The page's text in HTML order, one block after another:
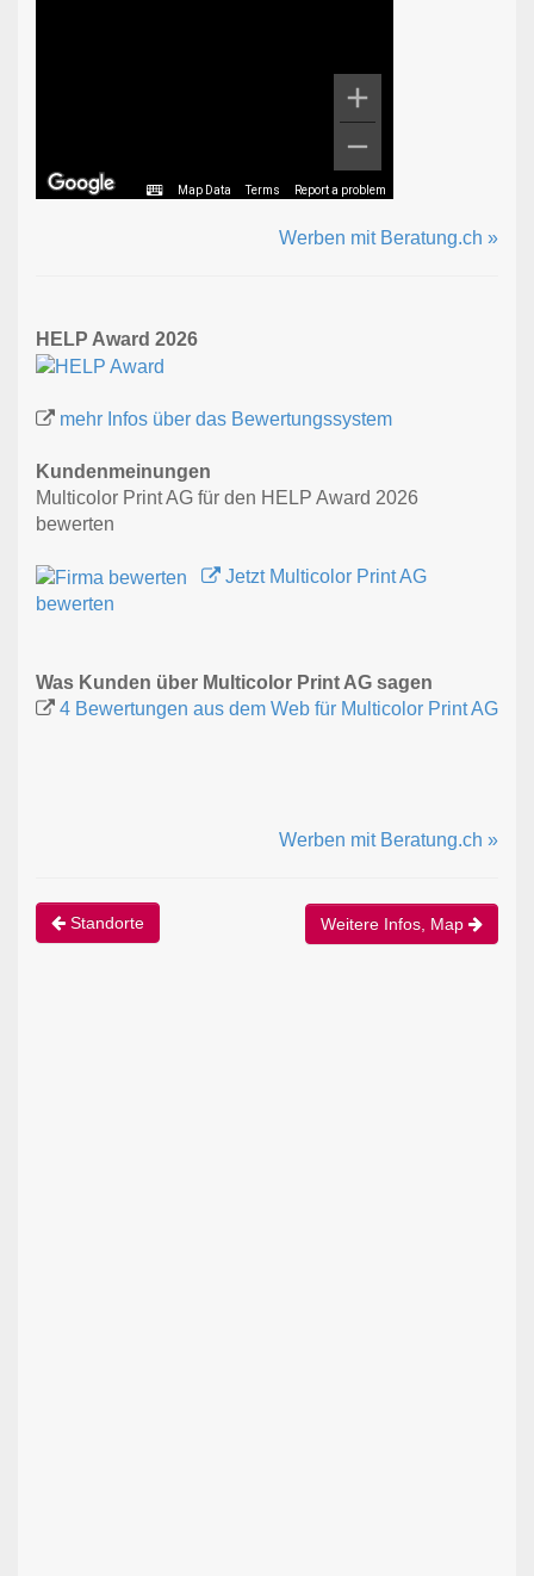
Map Data Terms Report a problem
Werben mit Beratung.ch »
HELP Award 2026
mehr Infos über das Bewertungssystem
Kundenmeinungen
Multicolor Print AG für den HELP Award 2026
bewerten
Jetzt Multicolor Print AG
bewerten
Was Kunden über Multicolor Print AG sagen
4 Bewertungen aus dem Web für Multicolor Print AG
Werben mit Beratung.ch »
Standorte Weitere Infos, Map